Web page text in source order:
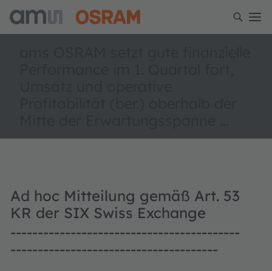
Ad hoc Mitteilung gemäß Art. 53
KR der SIX Swiss Exchange
------------------------------------------
--------------------------------------